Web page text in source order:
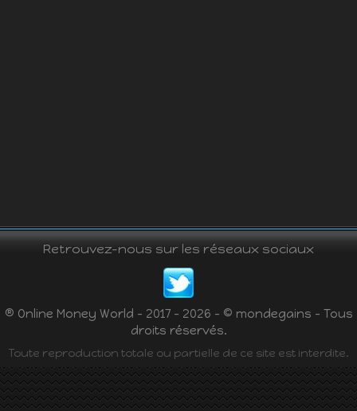
Retrouvez-nous sur les réseaux sociaux
® Online Money World - 2017 - 2026 - © mondegains - Tous
droits réservés.
Toute reproduction totale ou partielle de ce site est interdite.